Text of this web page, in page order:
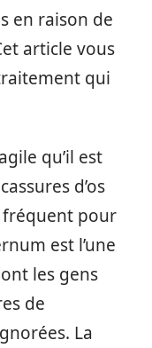
en raison de
article vous
qui
qu’il est
d’os
pour
est l’une
les gens
de
La